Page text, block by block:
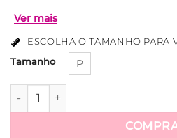
Ver mais
ESCOLHA O TAMANHO PARA
Tamanho P
Saia Jeans com Fenda Yara -